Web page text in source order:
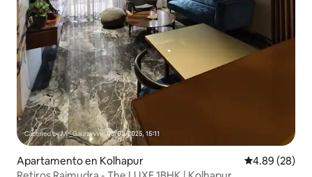
Apartamento en Kolhapur Calificación
4.89 (28)